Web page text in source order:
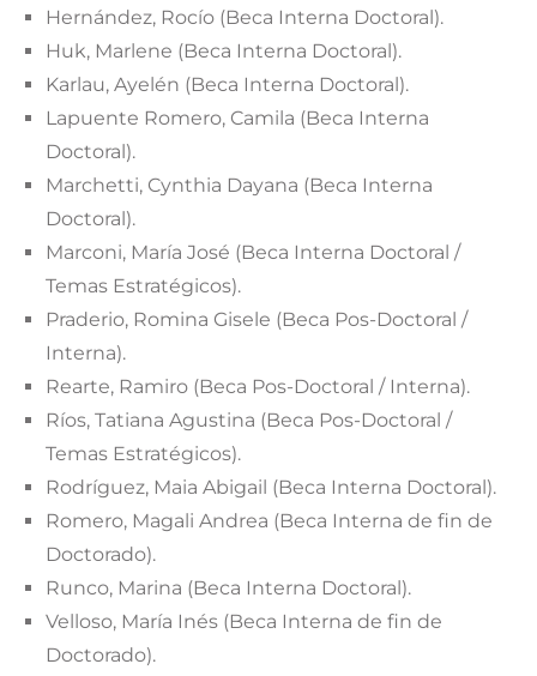
Hernández, Rocío (Beca Interna Doctoral).
Huk, Marlene (Beca Interna Doctoral).
Karlau, Ayelén (Beca Interna Doctoral).
Lapuente Romero, Camila (Beca Interna
Doctoral).
Marchetti, Cynthia Dayana (Beca Interna
Doctoral).
Marconi, María José (Beca Interna Doctoral /
Temas Estratégicos).
Praderio, Romina Gisele (Beca Pos-Doctoral /
Interna).
Rearte, Ramiro (Beca Pos-Doctoral / Interna).
Ríos, Tatiana Agustina (Beca Pos-Doctoral /
Temas Estratégicos).
Rodríguez, Maia Abigail (Beca Interna Doctoral).
Romero, Magali Andrea (Beca Interna de fin de
Doctorado).
Runco, Marina (Beca Interna Doctoral).
Velloso, María Inés (Beca Interna de fin de
Doctorado).